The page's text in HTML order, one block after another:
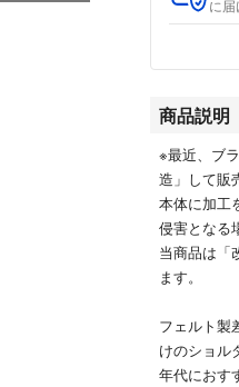
に届
商品説明
※最近、ブ
造」して販
本体に加工
侵害となる
当商品は「
ます。
フェルト製
けのショル
年代におす